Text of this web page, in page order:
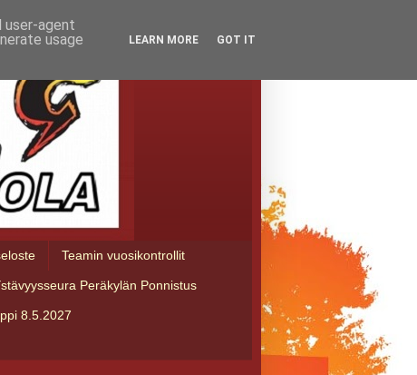
Teamin vuosikontrollit
Peräkylän Ponnistus
8.5.2027
user-agent
usage
LEARN MORE GOT IT